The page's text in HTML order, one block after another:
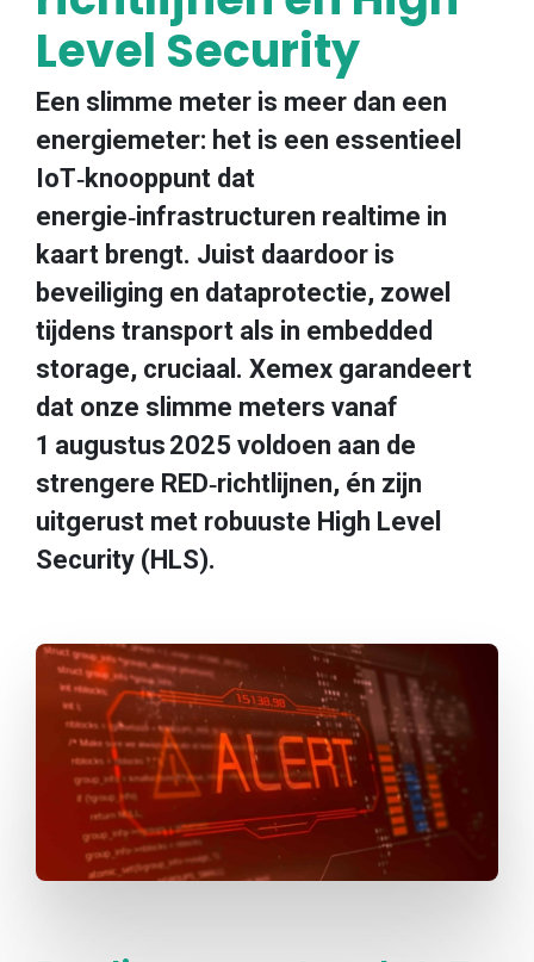
Level Security
Een slimme meter is meer dan een
energiemeter: het is een essentieel
IoT‑knooppunt dat
energie‑infrastructuren realtime in
kaart brengt. Juist daardoor is
beveiliging en dataprotectie, zowel
tijdens transport als in embedded
storage, cruciaal. Xemex garandeert
dat onze slimme meters vanaf
1 augustus 2025 voldoen aan de
strengere RED‑richtlijnen, én zijn
uitgerust met robuuste High Level
Security (HLS).